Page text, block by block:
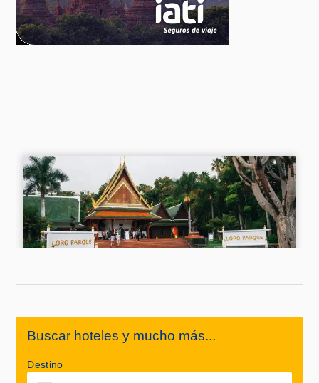
Buscar hoteles y mucho más...
Destino